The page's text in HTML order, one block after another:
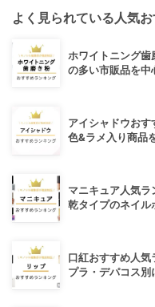
よく見られている人気
ホワイトニング歯
の多い市販品を中
アイシャドウお
色&ラメ入り商品
マニキュア人気
乾タイプのネイル
口紅おすすめ人
プラ・デパコス別